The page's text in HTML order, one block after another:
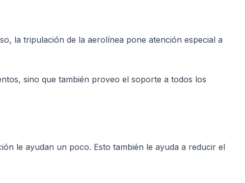
la tripulación de la aerolínea pone atención especial a
sino que también proveo el soporte a todos los
le ayudan un poco. Esto también le ayuda a reducir el